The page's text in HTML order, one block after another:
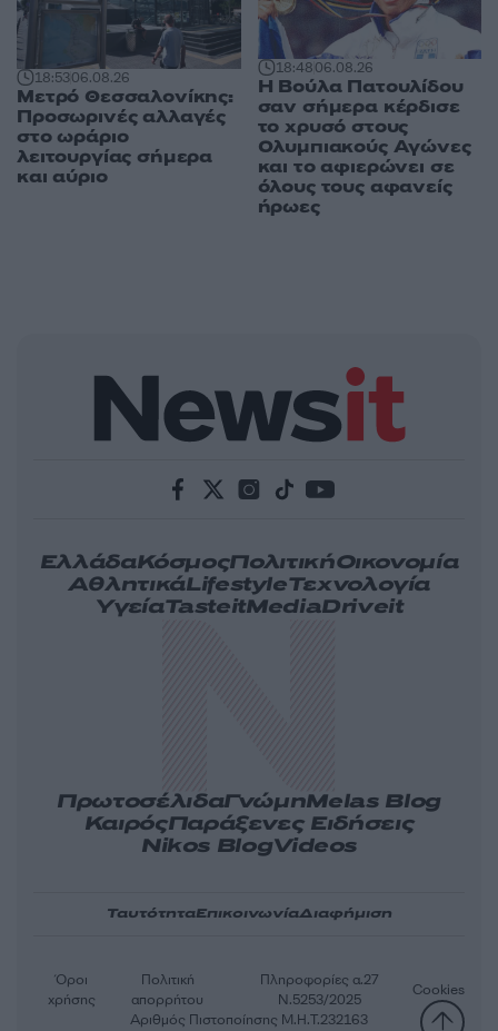
18:5306.08.26
Μετρό Θεσσαλονίκης:
Προσωρινές αλλαγές
στο ωράριο
λειτουργίας σήμερα
και αύριο
18:4806.08.26
Η Βούλα Πατουλίδου
σαν σήμερα κέρδισε
το χρυσό στους
Ολυμπιακούς Αγώνες
και το αφιερώνει σε
όλους τους αφανείς
ήρωες
ΕλλάδαΚόσμοςΠολιτικήΟικονομία
ΑθλητικάLifestyleΤεχνολογία
ΥγείαTasteitMediaDriveit
ΠρωτοσέλιδαΓνώμηMelas Blog
ΚαιρόςΠαράξενες Ειδήσεις
Nikos BlogVideos
ΤαυτότηταΕπικοινωνίαΔιαφήμιση
Αριθμός Πιστοποίησης Μ.Η.Τ.232163
Όροι
χρήσης
Πολιτική
απορρήτου
Πληροφορίες α.27
Ν.5253/2025
Cookies